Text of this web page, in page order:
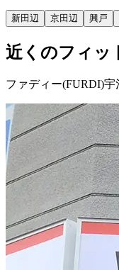
新田辺 京田辺 興戸
近くのフィッ
ファディー(FURDI)宇